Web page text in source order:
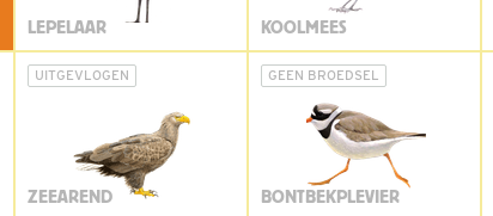
LEPELAAR KOOLMEES
UITGEVLOGEN
ZEEAREND
GEEN BROEDSEL
BONTBEKPLEVIER